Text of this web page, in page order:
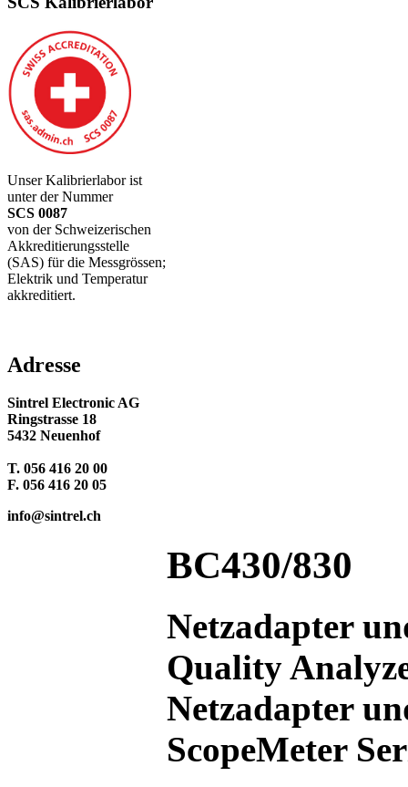
Unser Kalibrierlabor ist
unter der Nummer
SCS 0087
von der Schweizerischen
Akkreditierungsstelle
(SAS) für die Messgrössen;
Elektrik und Temperatur
akkreditiert.
Adresse
Sintrel Electronic AG
Ringstrasse 18
5432 Neuenhof
T. 056 416 20 00
F. 056 416 20 05
info@sintrel.ch
BC430/830
Netzadapter
Quality
Netzadapter
ScopeMeter